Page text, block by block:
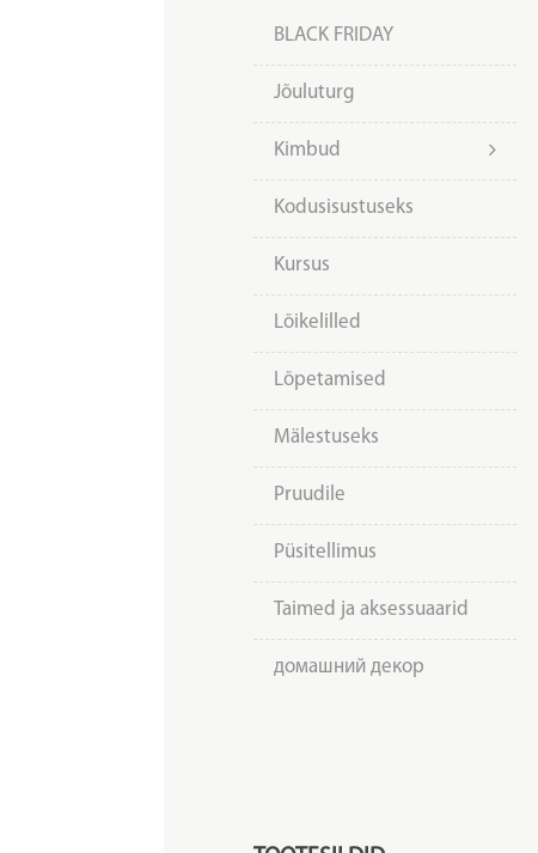
BLACK FRIDAY
Jõuluturg
Kimbud
Kodusisustuseks
Kursus
Lõikelilled
Lõpetamised
Mälestuseks
Pruudile
Püsitellimus
Taimed ja aksessuaarid
домашний декор